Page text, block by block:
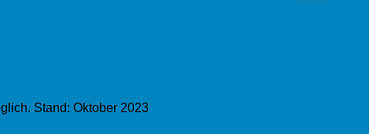
Stand: Oktober 2023